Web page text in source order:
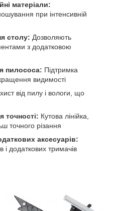
матеріали:
при інтенсивній
столу: Дозволяють
з додатковою
пилососа: Підтримка
видимості
від пилу і вологи, що
точності: Кутова лінійка,
точного різання
аксесуарів:
і додаткових тримачів